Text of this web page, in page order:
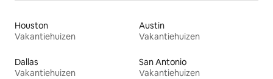
Houston
Vakantiehuizen
Austin
Vakantiehuizen
Dallas
Vakantiehuizen
San Antonio
Vakantiehuizen